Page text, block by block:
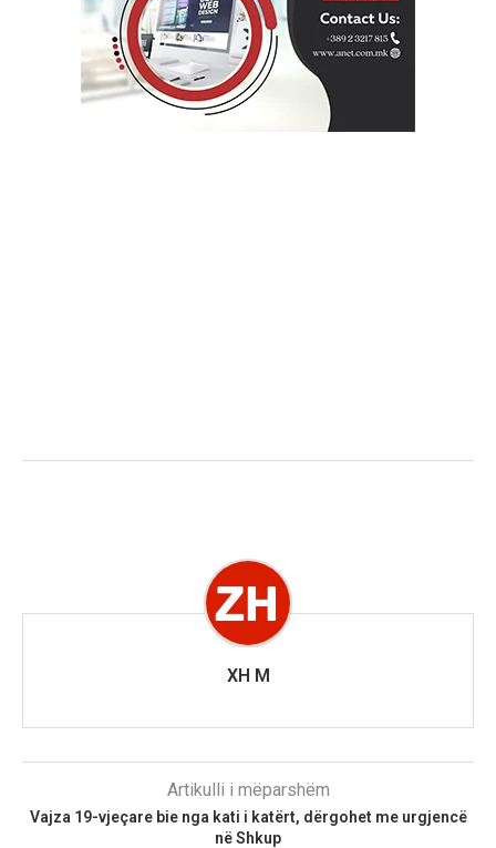
XH M
Artikulli i mëparshëm
Vajza 19-vjeçare bie nga kati i katërt, dërgohet me urgjencë
në Shkup